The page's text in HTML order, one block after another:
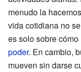
menudo la
vida cotidiana no
es solo sobre
poder. En cambio,
mueven sin darse